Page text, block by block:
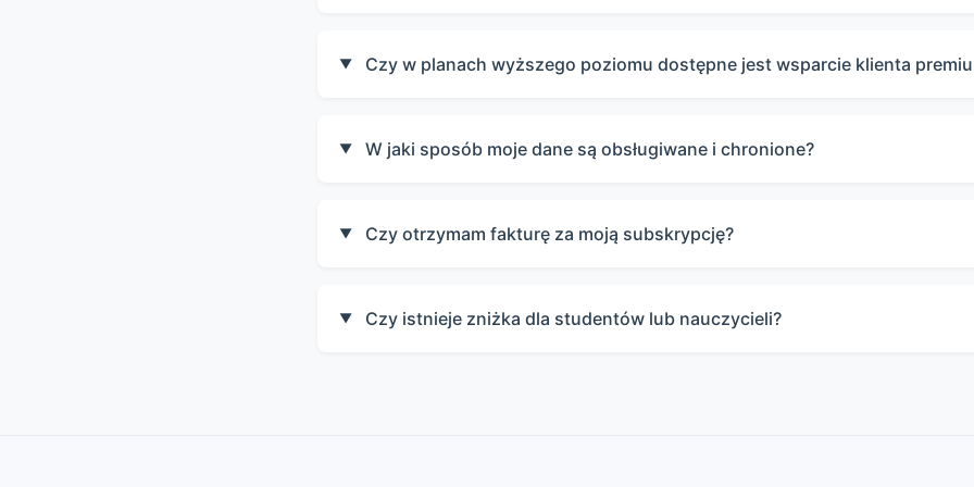
▼ Czy w planach wyższego poziomu dostępne jest wsparcie klienta
▼ W jaki sposób moje dane są obsługiwane i chronione?
▼ Czy otrzymam fakturę za moją subskrypcję?
▼ Czy istnieje zniżka dla studentów lub nauczycieli?